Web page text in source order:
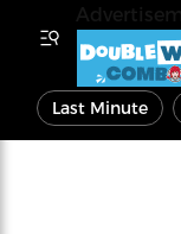
Last Minute